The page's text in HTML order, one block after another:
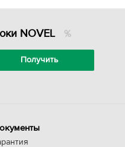
NOVEL